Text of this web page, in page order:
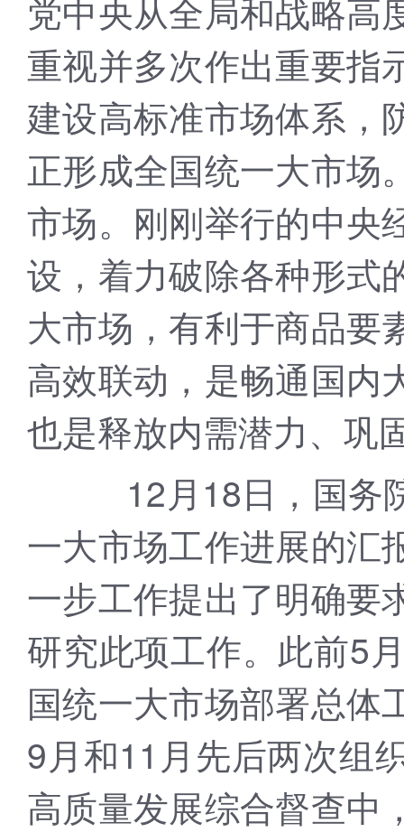
党中央从全局和战略高
重视并多次作出重要指
建设高标准市场体系，
正形成全国统一大市场
市场。刚刚举行的中央
设，着力破除各种形式
大市场，有利于商品要
高效联动，是畅通国内
也是释放内需潜力、巩
12月18日，国务院
一大市场工作进展的汇
一步工作提出了明确要
研究此项工作。此前5
国统一大市场部署总体
9月和11月先后两次组
高质量发展综合督查中